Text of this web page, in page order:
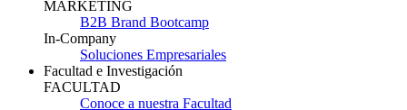
MARKETING
B2B Brand Bootcamp
In-Company
Soluciones Empresariales
Facultad e Investigación
FACULTAD
Conoce a nuestra Facultad